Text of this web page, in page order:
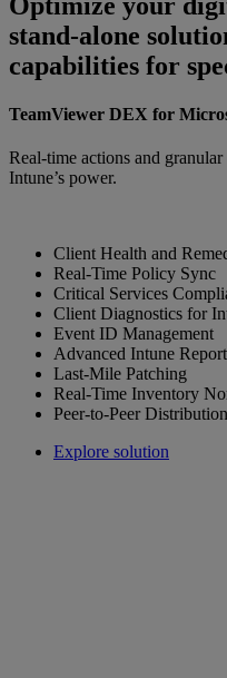
stand-alone
capabilities for
TeamViewer DEX for
Real-time actions and
Intune’s power.
Client Health and
Real-Time Policy Sync
Critical Services
Client Diagnostics for
Event ID Management
Advanced Intune
Last-Mile Patching
Real-Time Inventory
Peer-to-Peer Distribution
Explore solution